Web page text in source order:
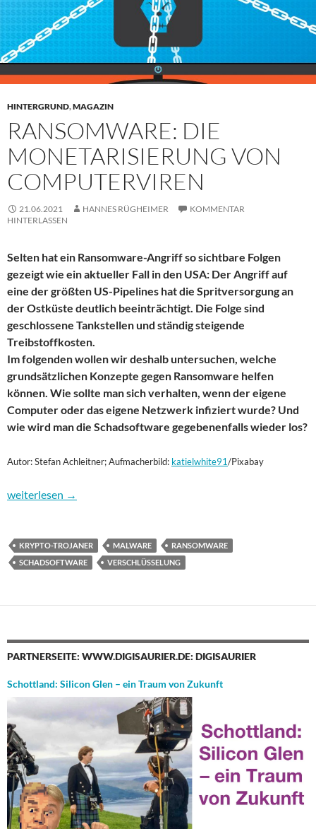
HINTERGRUND,MAGAZIN
RANSOMWARE: DIE
MONETARISIERUNG VON
COMPUTERVIREN
21.06.2021 HANNES RÜGHEIMER
KOMMENTAR
HINTERLASSEN
Selten hat ein Ransomware-Angriff so sichtbare Folgen
gezeigt wie ein aktueller Fall in den USA: Der Angriff auf
eine der größten US-Pipelines hat die Spritversorgung an
der Ostküste deutlich beeinträchtigt. Die Folge sind
geschlossene Tankstellen und ständig steigende
Treibstoffkosten.
Im folgenden wollen wir deshalb untersuchen, welche
grundsätzlichen Konzepte gegen Ransomware helfen
können. Wie sollte man sich verhalten, wenn der eigene
Computer oder das eigene Netzwerk infiziert wurde? Und
wie wird man die Schadsoftware gegebenenfalls wieder los?
Autor: Stefan Achleitner; Aufmacherbild: katielwhite91/Pixabay
Ransomware: Die Monetarisierung von Computerviren
weiterlesen →
KRYPTO-TROJANER MALWARE
RANSOMWARE
SCHADSOFTWARE
VERSCHLÜSSELUNG
PARTNERSEITE: WWW.DIGISAURIER.DE: DIGISAURIER
Schottland: Silicon Glen – ein Traum von Zukunft